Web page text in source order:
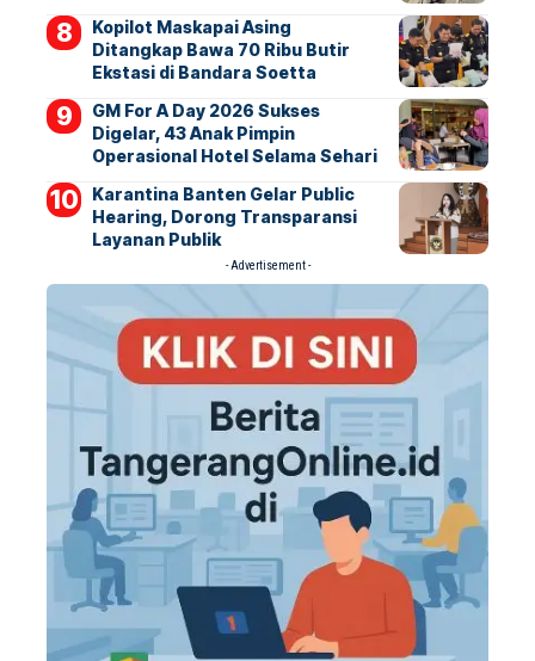
Kopilot Maskapai Asing
Ditangkap Bawa 70 Ribu Butir
Ekstasi di Bandara Soetta
GM For A Day 2026 Sukses
Digelar, 43 Anak Pimpin
Operasional Hotel Selama Sehari
Karantina Banten Gelar Public
Hearing, Dorong Transparansi
Layanan Publik
- Advertisement -